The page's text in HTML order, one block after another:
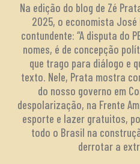
Na edição do blog de Zé
2025, o economista
contundente: “A disputa do
nomes, é de concepção
que trago para diálogo e
texto. Nele, Prata mostra
do nosso governo em
despolarização, na Frente
esporte e lazer gratuitos,
todo o Brasil na
derrotar a